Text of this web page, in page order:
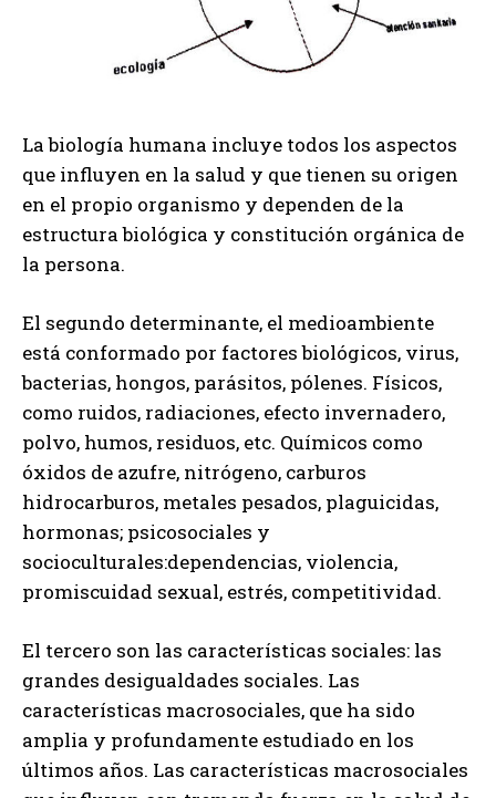
La biología humana incluye todos los aspectos
que influyen en la salud y que tienen su origen
en el propio organismo y dependen de la
estructura biológica y constitución orgánica de
la persona.
El segundo determinante, el medioambiente
está conformado por factores biológicos, virus,
bacterias, hongos, parásitos, pólenes. Físicos,
como ruidos, radiaciones, efecto invernadero,
polvo, humos, residuos, etc. Químicos como
óxidos de azufre, nitrógeno, carburos
hidrocarburos, metales pesados, plaguicidas,
hormonas; psicosociales y
socioculturales:dependencias, violencia,
promiscuidad sexual, estrés, competitividad.
El tercero son las características sociales: las
grandes desigualdades sociales. Las
características macrosociales, que ha sido
amplia y profundamente estudiado en los
últimos años. Las características macrosociales